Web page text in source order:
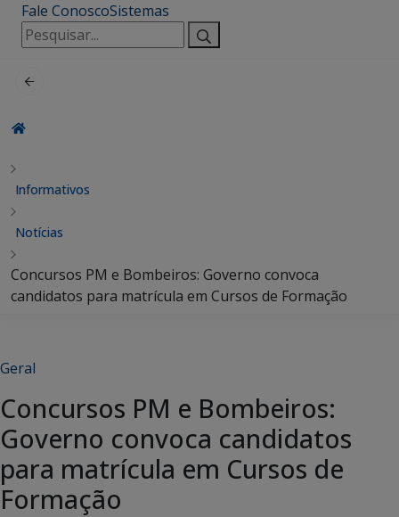
Fale ConoscoSistemas
Pesquisar
por:
Informativos
Notícias
Concursos PM e Bombeiros: Governo convoca
candidatos para matrícula em Cursos de Formação
Geral
Concursos PM e Bombeiros:
Governo convoca candidatos
para matrícula em Cursos de
Formação